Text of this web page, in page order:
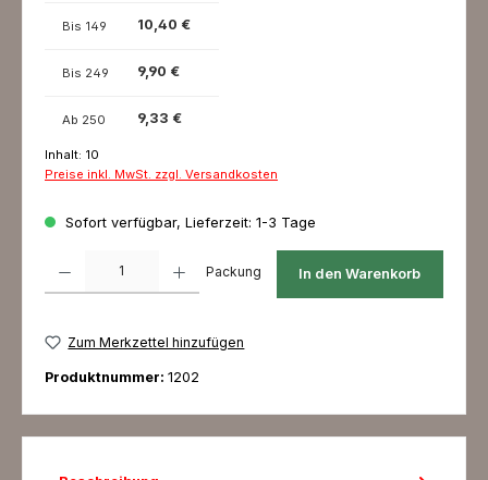
Bis 149 10,40 €
Bis 249 9,90 €
Ab 250 9,33 €
Inhalt: 10
Preise inkl. MwSt. zzgl. Versandkosten
Sofort verfügbar, Lieferzeit: 1-3 Tage
Packung In den Warenkorb
Zum Merkzettel hinzufügen
Produktnummer: 1202